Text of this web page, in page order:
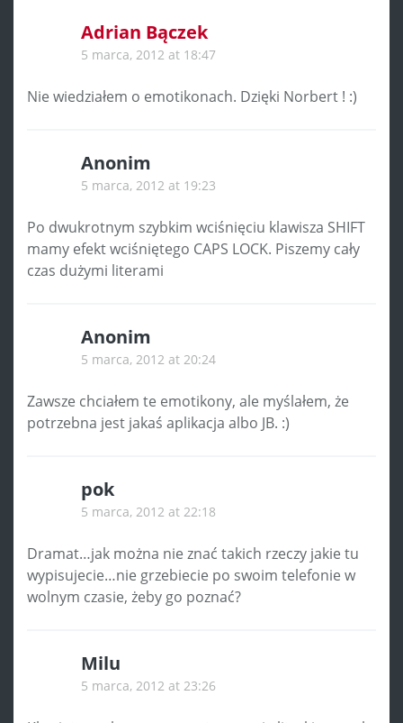
Adrian Bączek
5 marca, 2012 at 18:47
Nie wiedziałem o emotikonach. Dzięki Norbert ! :)
Anonim
5 marca, 2012 at 19:23
Po dwukrotnym szybkim wciśnięciu klawisza SHIFT
mamy efekt wciśniętego CAPS LOCK. Piszemy cały
czas dużymi literami
Anonim
5 marca, 2012 at 20:24
Zawsze chciałem te emotikony, ale myślałem, że
potrzebna jest jakaś aplikacja albo JB. :)
pok
5 marca, 2012 at 22:18
Dramat…jak można nie znać takich rzeczy jakie tu
wypisujecie…nie grzebiecie po swoim telefonie w
wolnym czasie, żeby go poznać?
Milu
5 marca, 2012 at 23:26